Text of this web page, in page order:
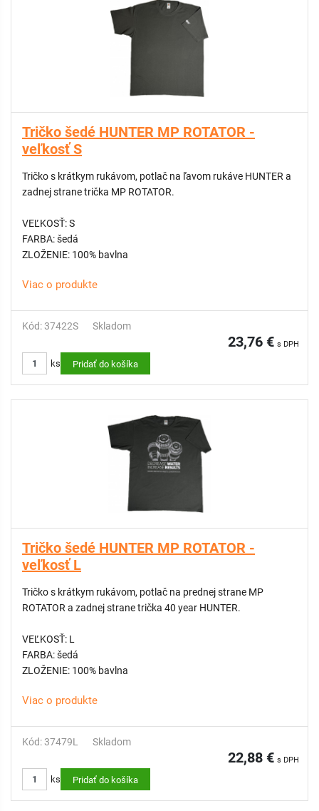
Tričko šedé HUNTER MP ROTATOR -
veľkosť S
Tričko s krátkym rukávom, potlač na ľavom rukáve HUNTER a
zadnej strane trička MP ROTATOR.
VEĽKOSŤ: S
FARBA: šedá
ZLOŽENIE: 100% bavlna
Viac o produkte
Kód: 37422S Skladom
23,76 € s DPH
ks Pridať do košíka
Tričko šedé HUNTER MP ROTATOR -
veľkosť L
Tričko s krátkym rukávom, potlač na prednej strane MP
ROTATOR a zadnej strane trička 40 year HUNTER.
VEĽKOSŤ: L
FARBA: šedá
ZLOŽENIE: 100% bavlna
Viac o produkte
Kód: 37479L Skladom
22,88 € s DPH
ks Pridať do košíka